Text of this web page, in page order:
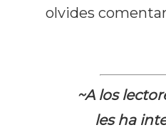
olvides
~A los
les ha